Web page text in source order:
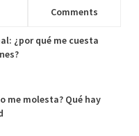
Comments
¿por qué me cuesta
me molesta? Qué hay